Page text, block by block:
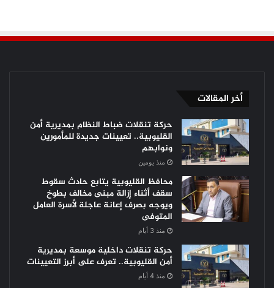
أخر المقالات
حركة تنقلات ضباط النظام بمديرية أمن
القليوبية.. تعيينات جديدة للمأمورين
ونوابهم
منذ يومين
محافظ القليوبية يتابع حادث سقوط
سقف أثناء إزالة مبنى مخالف بطوخ
ويوجه بصرف إعانة عاجلة لأسرة العامل
المتوفى
منذ 3 أيام
حركة تنقلات داخلية موسعة بمديرية
أمن القليوبية.. تعرف على أبرز التعيينات
منذ 4 أيام